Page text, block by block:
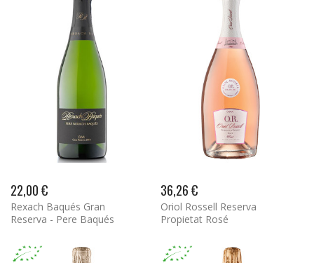
22,00 €
Rexach Baqués Gran
Reserva - Pere Baqués
36,26 €
Oriol Rossell Reserva
Propietat Rosé